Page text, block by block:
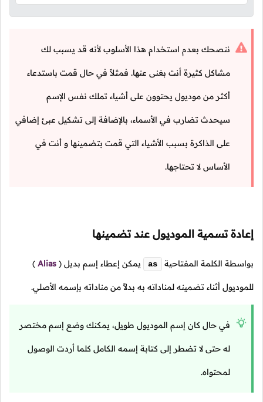
ننصحك بعدم استخدام هذا الأسلوب لأنه قد يسبب لك
مشاكل كثيرة أنت بغنى عنها. فمثلاً في حال قمت باستدعاء
أكثر من موديول يحتوون على أشياء تملك نفس الإسم
سيحدث تضارب في الأسماء، بالإضافة إلى تشكيل عبئ إضافي
على الذاكرة بسبب الأشياء التي قمت بتضمينها و أنت في
الأساس لا تحتاجها.
إعادة تسمية الموديول عند تضمينها
بواسطة الكلمة المفتاحية as يمكن إعطاء إسم بديل (
Alias
)
للموديول أثناء تضمينه لمناداته به بدلاً من مناداته بإسمه الأصلي.
في حال كان إسم الموديول طويل، يمكنك وضع إسم مختصر
له حتى لا تضطر إلى كتابة إسمه الكامل كلما أردت الوصول
لمحتواه.